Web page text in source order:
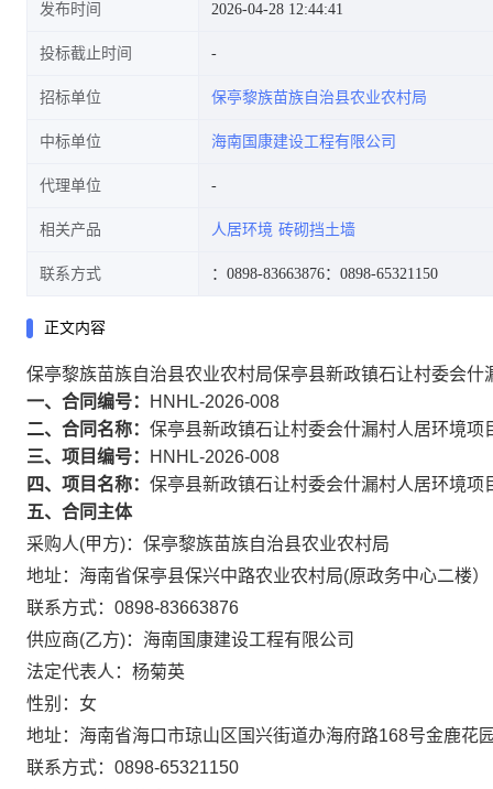
发布时间 2026-04-28 12:44:41
投标截止时间
招标单位 保亭黎族苗族自治县农业农村局
中标单位 海南国康建设工程有限公司
代理单位
相关产品 人居环境 砖砌挡土墙
联系方式 ：0898-83663876：0898-65321150
正文内容
保亭黎族苗族自治县农业农村局保亭县新政镇石让村委会
一、合同编号：
HNHL-2026-008
二、合同名称： 保亭县新政镇石让村委会什漏村人居环境项
三、项目编号：
HNHL-2026-008
四、项目名称： 保亭县新政镇石让村委会什漏村人居环境项
五、合同主体
采购人(甲方)：保亭黎族苗族自治县农业农村局
地址：海南省保亭县保兴中路农业农村局(原政务中心二楼）
联系方式：0898-83663876
供应商(乙方)：海南国康建设工程有限公司
法定代表人：杨菊英
性别：女
地址：海南省海口市琼山区国兴街道办海府路168号金鹿花
联系方式：0898-65321150